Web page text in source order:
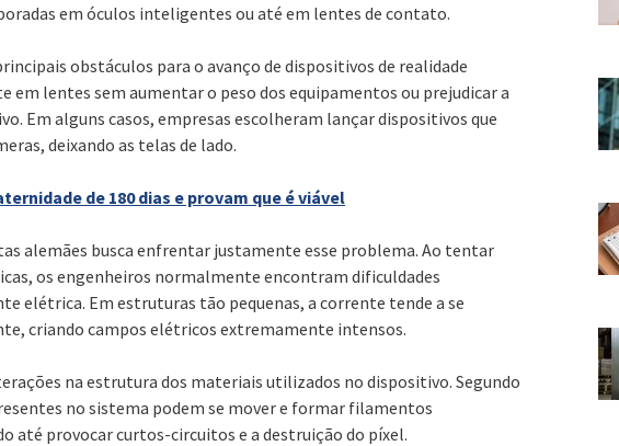
em óculos inteligentes ou até em lentes de contato.
obstáculos para o avanço de dispositivos de realidade
lentes sem aumentar o peso dos equipamentos ou prejudicar a
Em alguns casos, empresas escolheram lançar dispositivos que
deixando as telas de lado.
de 180 dias e provam que é viável
alemães busca enfrentar justamente esse problema. Ao tentar
os engenheiros normalmente encontram dificuldades
elétrica. Em estruturas tão pequenas, a corrente tende a se
criando campos elétricos extremamente intensos.
na estrutura dos materiais utilizados no dispositivo. Segundo
no sistema podem se mover e formar filamentos
até provocar curtos-circuitos e a destruição do píxel.